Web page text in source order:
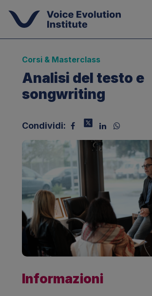
Corsi & Masterclass
Analisi del testo e
songwriting
Condividi:
Informazioni